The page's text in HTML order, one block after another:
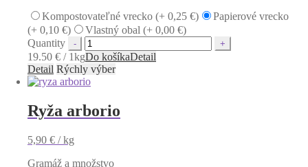
Kompostovateľné vrecko (+ 0,25 €)
Papierové vrecko
(+ 0,10 €) Vlastný obal (+ 0,00 €)
Quantity
19.50 € / 1kgDo košíkaDetail
Detail Rýchly výber
Ryža arborio
5,90 € / kg
Gramáž a množstvo